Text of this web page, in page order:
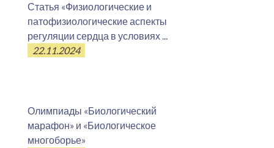
Статья «Физиологические и
патофизиологические аспекты
регуляции сердца в условиях ...
22.11.2024
Олимпиады «Биологический
марафон» и «Биологическое
многоборье»